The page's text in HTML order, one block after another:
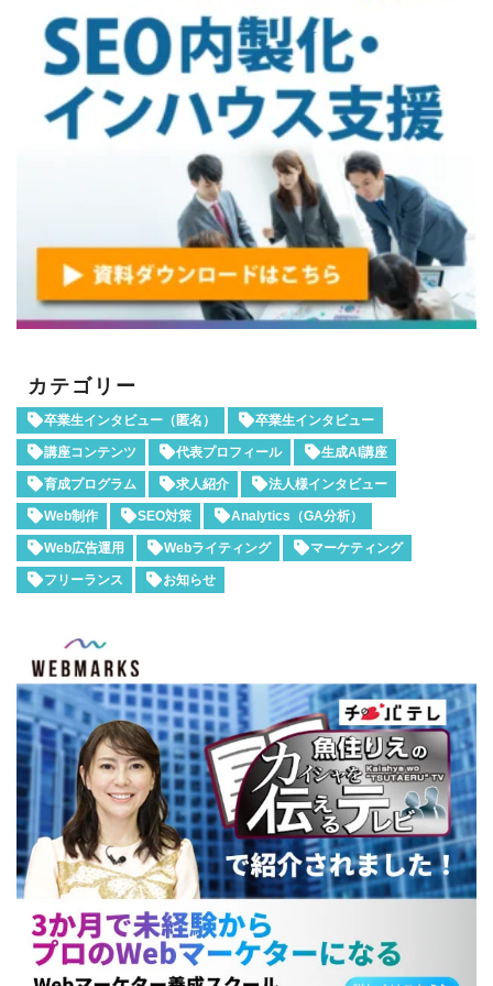
カテゴリー
卒業生インタビュー（匿名） 卒業生インタビュー
講座コンテンツ 代表プロフィール 生成AI講座
育成プログラム 求人紹介 法人様インタビュー
Web制作 SEO対策 Analytics（GA分析）
Web広告運用 Webライティング マーケティング
フリーランス お知らせ